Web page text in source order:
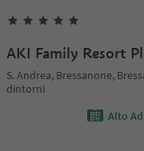
AKI Family Resort
S. Andrea, Bressanone,
dintorni
Alto